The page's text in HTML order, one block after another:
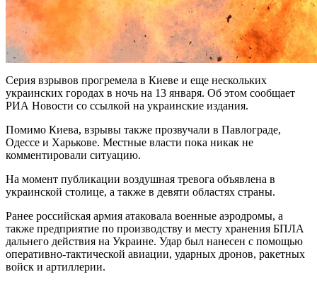
Серия взрывов прогремела в Киеве и еще нескольких
украинских городах в ночь на 13 января. Об этом сообщает
РИА Новости со ссылкой на украинские издания.
Помимо Киева, взрывы также прозвучали в Павлограде,
Одессе и Харькове. Местные власти пока никак не
комментировали ситуацию.
На момент публикации воздушная тревога объявлена в
украинской столице, а также в девяти областях страны.
Ранее российская армия атаковала военные аэродромы, а
также предприятие по производству и месту хранения БПЛА
дальнего действия на Украине. Удар был нанесен с помощью
оперативно-тактической авиации, ударных дронов, ракетных
войск и артиллерии.